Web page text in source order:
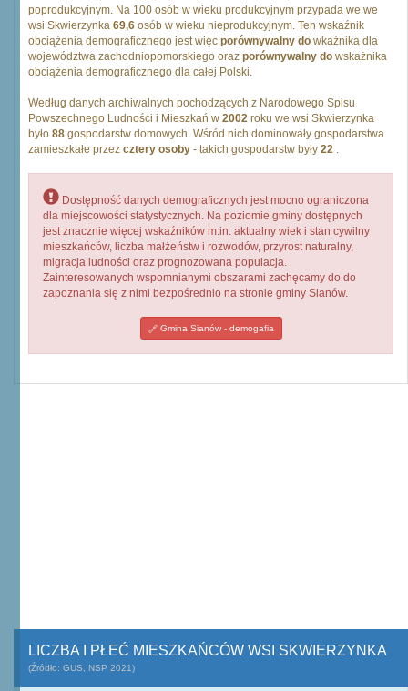
poprodukcyjnym. Na 100 osób w wieku produkcyjnym przypada we we
wsi Skwierzynka 69,6 osób w wieku nieprodukcyjnym. Ten wskaźnik
obciążenia demograficznego jest więc porównywalny do wkażnika dla
województwa zachodniopomorskiego oraz porównywalny do wskażnika
obciążenia demograficznego dla całej Polski.
Według danych archiwalnych pochodzących z Narodowego Spisu
Powszechnego Ludności i Mieszkań w 2002 roku we wsi Skwierzynka
było 88 gospodarstw domowych. Wśród nich dominowały gospodarstwa
zamieszkałe przez cztery osoby - takich gospodarstw były 22 .
Dostępność danych demograficznych jest mocno ograniczona
dla miejscowości statystycznych. Na poziomie gminy dostępnych
jest znacznie więcej wskaźników m.in. aktualny wiek i stan cywilny
mieszkańców, liczba małżeństw i rozwodów, przyrost naturalny,
migracja ludności oraz prognozowana populacja.
Zainteresowanych wspomnianymi obszarami zachęcamy do do
zapoznania się z nimi bezpośrednio na stronie gminy Sianów.
Gmina Sianów - demogafia
LICZBA I PŁEĆ MIESZKAŃCÓW WSI SKWIERZYNKA
(Źródło: GUS, NSP 2021)